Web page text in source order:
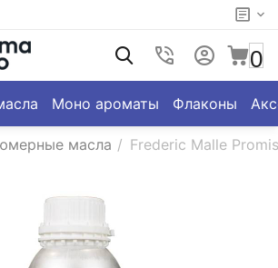
0
Моно ароматы Флаконы
масла / Frederic Malle